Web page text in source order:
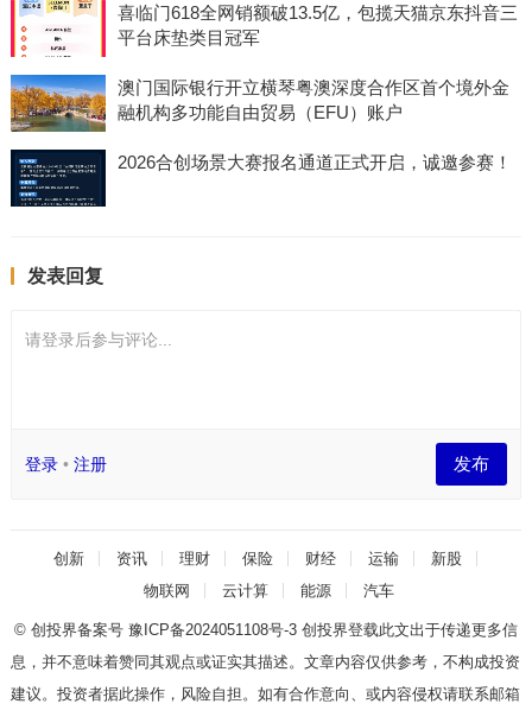
喜临门618全网销额破13.5亿，包揽天猫京东抖音三
平台床垫类目冠军
澳门国际银行开立横琴粤澳深度合作区首个境外金
融机构多功能自由贸易（EFU）账户
2026合创场景大赛报名通道正式开启，诚邀参赛！
发表回复
请登录后参与评论...
登录• 注册 发布
创新 资讯 理财 保险 财经 运输
新股
物联网
云计算 能源 汽车
© 创投界备案号 豫ICP备2024051108号-3 创投界登载此文出于传递更多信
息，并不意味着赞同其观点或证实其描述。文章内容仅供参考，不构成投资
建议。投资者据此操作，风险自担。如有合作意向、或内容侵权请联系邮箱